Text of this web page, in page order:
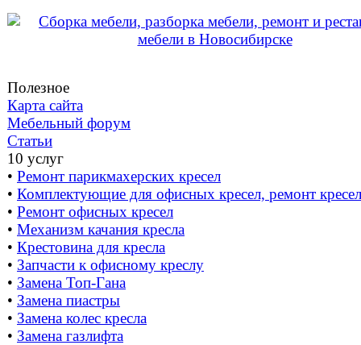
Полезное
Карта сайта
Мебельный форум
Статьи
10 услуг
• Ремонт парикмахерских кресел
• Комплектующие для офисных кресел, ремонт кресел
• Ремонт офисных кресел
• Механизм качания кресла
• Крестовина для кресла
• Запчасти к офисному креслу
• Замена Топ-Гана
• Замена пиастры
• Замена колес кресла
• Замена газлифта